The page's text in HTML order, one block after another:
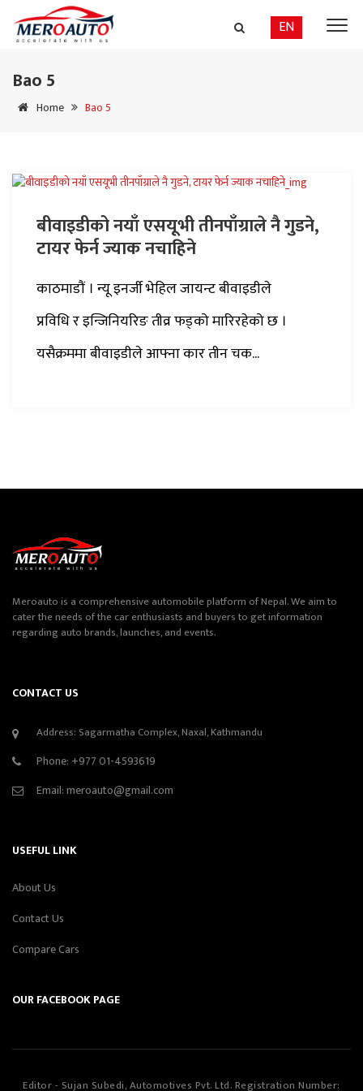
EN
Bao 5
Home Bao 5
बीवाइडीको नयाँ एसयूभी तीनपाँग्राले नै गुडने,
टायर फेर्न ज्याक नचाहिने
काठमाडौं । न्यू इनर्जी भेहिल जायन्ट बीवाइडीले
प्रविधि र इन्जिनियरिङ तीव्र फड्को मारिरहेको छ ।
यसैक्रममा बीवाइडीले आफ्ना कार तीन चक...
Meroauto is a comprehensive automobile platform of Nepal. We aim to
cater the needs of the car enthusiasts and buyers to get information
regarding auto brands, launches, and events.
CONTACT US
Address: Sagarmatha Complex, Naxal, Kathmandu
Phone: +977 01-4593619
Email:meroauto@gmail.com
USEFUL LINK
About Us
Contact Us
Compare Cars
OUR FACEBOOK PAGE
Editor - Sujan Subedi, Automotives Pvt. Ltd. Registration Number: